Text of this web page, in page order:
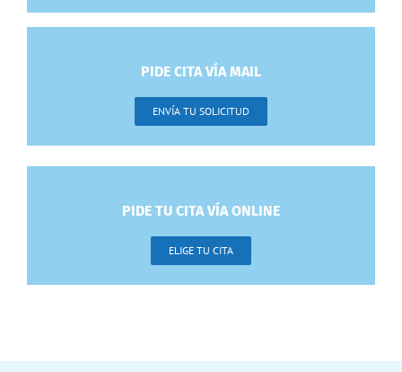
PIDE CITA VÍA MAIL
ENVÍA TU SOLICITUD
PIDE TU CITA VÍA ONLINE
ELIGE TU CITA